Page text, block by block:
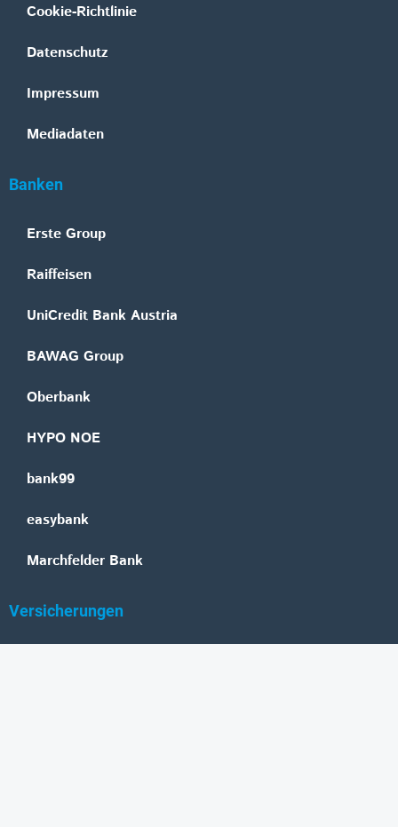
Cookie-Richtlinie
Datenschutz
Impressum
Mediadaten
Banken
Erste Group
Raiffeisen
UniCredit Bank Austria
BAWAG Group
Oberbank
HYPO NOE
bank99
easybank
Marchfelder Bank
Versicherungen